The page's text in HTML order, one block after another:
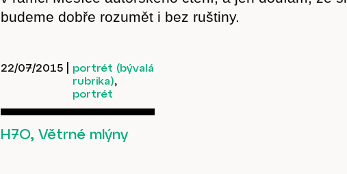
budeme dobře rozumět i bez ruštiny.
22/07/2015
portrét (bývalá
rubrika),
portrét
H7O, Větrné mlýny